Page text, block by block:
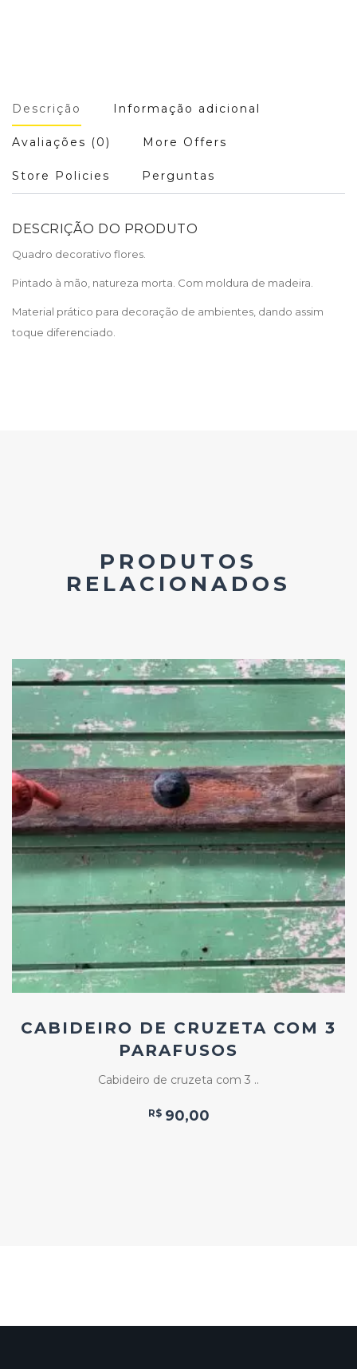
Descrição Informação adicional
Avaliações (0) More Offers
Store Policies Perguntas
DESCRIÇÃO DO PRODUTO
Quadro decorativo flores.
Pintado à mão, natureza morta. Com moldura de madeira.
Material prático para decoração de ambientes, dando assim
toque diferenciado.
PRODUTOS
RELACIONADOS
Add
ao
Favoritos
CABIDEIRO DE CRUZETA COM 3
PARAFUSOS
Cabideiro de cruzeta com 3 ..
R$ 90,00